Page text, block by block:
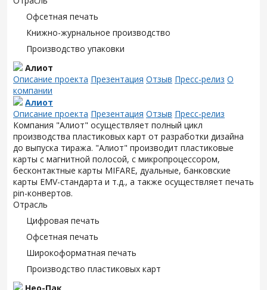
Офсетная печать
Книжно-журнальное производство
Производство упаковки
Алиот
Описание проекта Презентация Отзыв Пресс-релиз О
компании
Алиот
Описание проекта Презентация Отзыв Пресс-релиз
Компания "Алиот" осуществляет полный цикл
производства пластиковых карт от разработки дизайна
до выпуска тиража. "Алиот" производит пластиковые
карты с магнитной полосой, с микропроцессором,
бесконтактные карты MIFARE, дуальные, банковские
карты EMV-стандарта и т.д., а также осуществляет печать
pin-конвертов.
Отрасль
Цифровая печать
Офсетная печать
Широкоформатная печать
Производство пластиковых карт